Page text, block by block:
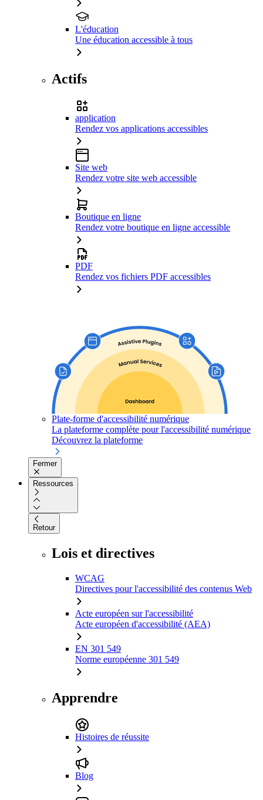
L'éducation
Une éducation accessible à tous
Actifs
application
Rendez vos applications accessibles
Site web
Rendez votre site web accessible
Boutique en ligne
Rendez votre boutique en ligne accessible
PDF
Rendez vos fichiers PDF accessibles
Plate-forme d'accessibilité numérique
La plateforme complète pour l'accessibilité numérique
Découvrez la plateforme
Fermer
Ressources
Retour
Lois et directives
WCAG
Directives pour l'accessibilité des contenus Web
Acte européen sur l'accessibilité
Acte européen d'accessibilité (AEA)
EN 301 549
Norme européenne 301 549
Apprendre
Histoires de réussite
Blog